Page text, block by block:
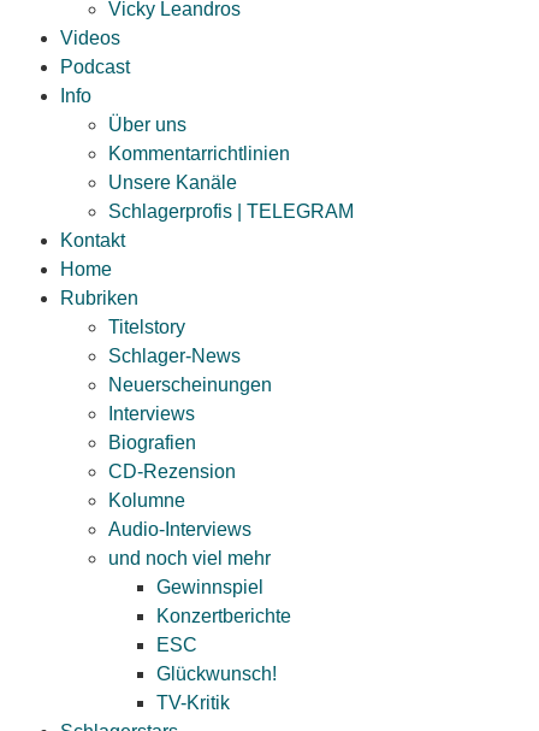
Vicky Leandros
Videos
Podcast
Info
Über uns
Kommentarrichtlinien
Unsere Kanäle
Schlagerprofis | TELEGRAM
Kontakt
Home
Rubriken
Titelstory
Schlager-News
Neuerscheinungen
Interviews
Biografien
CD-Rezension
Kolumne
Audio-Interviews
und noch viel mehr
Gewinnspiel
Konzertberichte
ESC
Glückwunsch!
TV-Kritik